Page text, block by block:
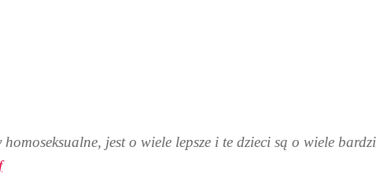
jest o wiele lepsze i te dzieci są o wiele